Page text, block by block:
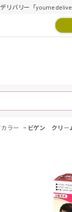
リバリー「youme
カラー - ビゲン クリ－